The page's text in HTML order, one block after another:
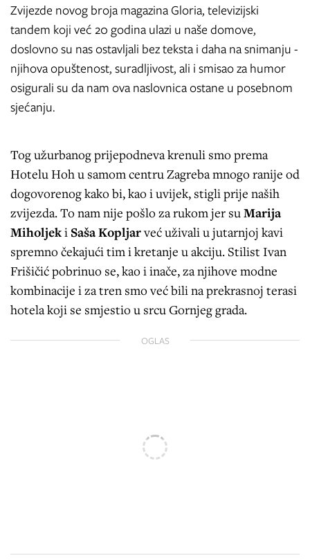
Zvijezde novog broja magazina Gloria, televizijski
tandem koji već 20 godina ulazi u naše domove,
doslovno su nas ostavljali bez teksta i daha na snimanju -
njihova opuštenost, suradljivost, ali i smisao za humor
osigurali su da nam ova naslovnica ostane u posebnom
sjećanju.
Tog užurbanog prijepodneva krenuli smo prema
Hotelu Hoh u samom centru Zagreba mnogo ranije od
dogovorenog kako bi, kao i uvijek, stigli prije naših
zvijezda. To nam nije pošlo za rukom jer suMarija
Miholjeki Saša Kopljarveć uživali u jutarnjoj kavi
spremno čekajući tim i kretanje u akciju. Stilist Ivan
Frišičić pobrinuo se, kao i inače, za njihove modne
kombinacije i za tren smo već bili na prekrasnoj terasi
hotela koji se smjestio u srcu Gornjeg grada.
OGLAS